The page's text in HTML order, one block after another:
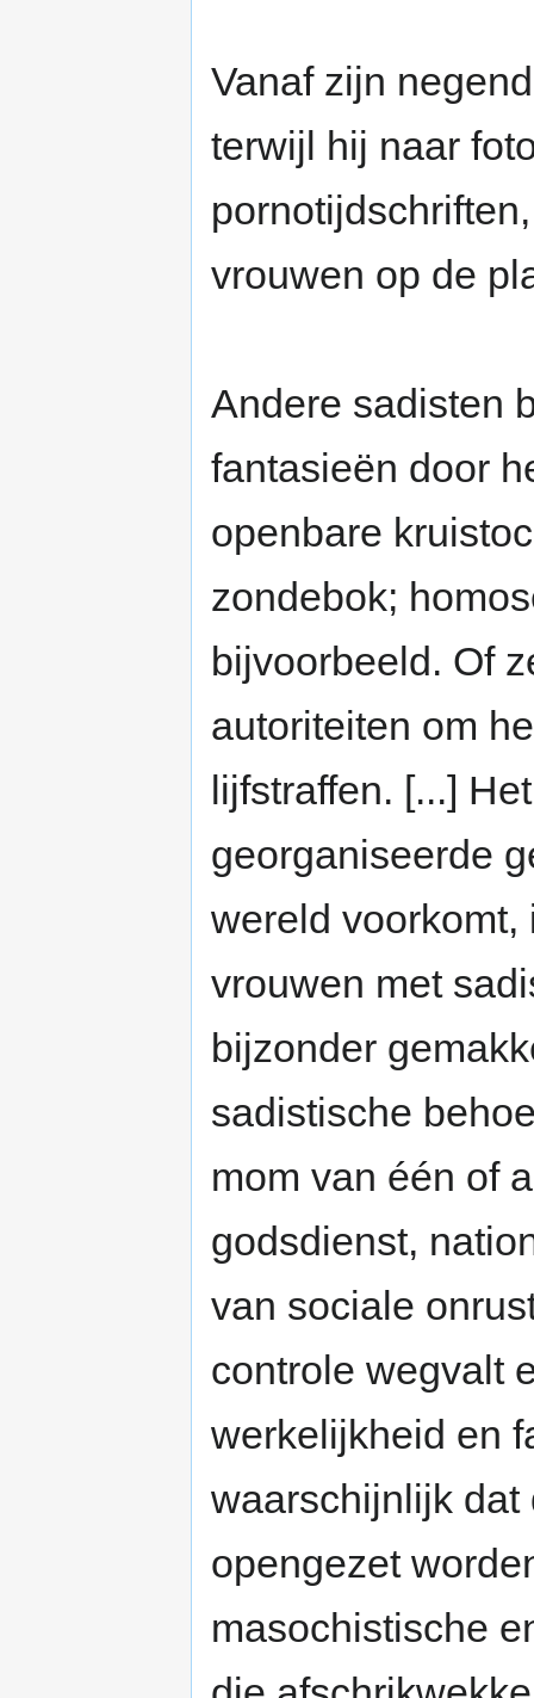
Vanaf zijn
terwijl hij naar
vrouwen op de
Andere sadisten
fantasieën door
openbare
zondebok;
bijvoorbeeld. Of
autoriteiten om
lijfstraffen. [...]
georganiseerde
wereld voorkomt,
vrouwen met
bijzonder
sadistische
mom van één of
godsdienst,
van sociale
controle wegvalt
werkelijkheid en
waarschijnlijk dat
opengezet
masochistische